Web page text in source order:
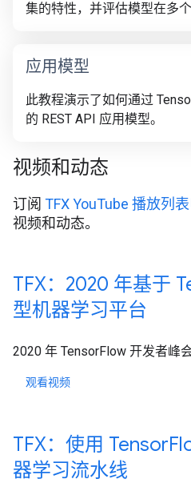
集的特性，并评估模型在多
应用模型
此教程演示了如何通过
的 REST API 应用模型。
视频和动态
订阅 TFX YouTube 播放列表
视频和动态。
TFX：2020 年基于
型机器学习平台
2020 年 TensorFlow 开发者峰
观看视频
TFX：使用 Tensor
器学习流水线